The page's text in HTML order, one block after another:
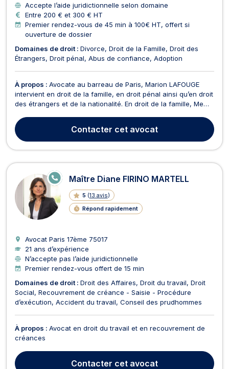
Accepte l’aide juridictionnelle selon domaine
Entre 200 € et 300 € HT
Premier rendez-vous de 45 min à 100€ HT, offert si
ouverture de dossier
Domaines de droit : Divorce Droit de la Famille Droit des
Étrangers Droit pénal Abus de confiance Adoption
À propos : Avocate au barreau de Paris, Marion LAFOUGE
intervient en droit de la famille, en droit pénal ainsi qu’en droit
des étrangers et de la nationalité. En droit de la famille, Me
divorce, de séparation, de rupture de PACS ou encore de
liquidation du régime matrimonial.E...
Contacter cet avocat
Maître Diane FIRINO MARTELL
5 (13 avis)
Répond rapidement
E
N
G
N
E
Avocat Paris 17ème 75017
21 ans d’expérience
N’accepte pas l’aide juridictionnelle
Premier rendez-vous offert de 15 min
Domaines de droit : Droit des Affaires Droit du travail Droit
Social Recouvrement de créance - Saisie - Procédure
d’exécution Accident du travail Conseil des prudhommes
À propos : Avocat en droit du travail et en recouvrement de
créances
Contacter cet avocat